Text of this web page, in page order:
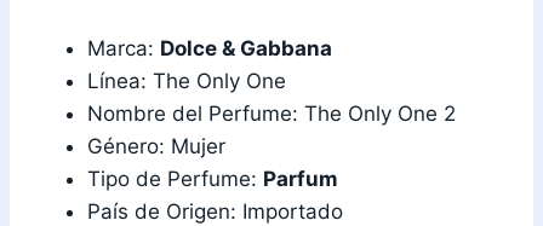
Marca: Dolce & Gabbana
Línea: The Only One
Nombre del Perfume: The Only One 2
Género: Mujer
Tipo de Perfume: Parfum
País de Origen: Importado